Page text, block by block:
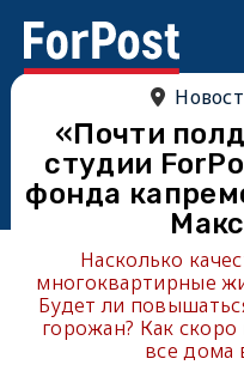
«Почти
студии
фонда
Насколько
многоквартирные
Будет ли
горожан? Как
все дома